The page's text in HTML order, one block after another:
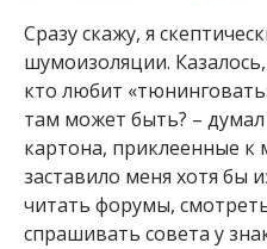
Сразу скажу, я
шумоизоляции.
кто любит
там может быть? – думал
картона, приклеенные к
заставило меня хотя бы
читать форумы,
спрашивать совета у